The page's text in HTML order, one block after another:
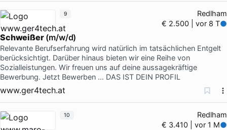
Redlham
€ 2.500 | vor 8 T
Schweißer(m/w/d)
Relevante Berufserfahrung wird natürlich im tatsächlichen Entgelt
berücksichtigt. Darüber hinaus bieten wir eine Reihe von
Sozialleistungen. Wir freuen uns auf deine aussagekräftige
Bewerbung. Jetzt Bewerben … DAS IST DEIN PROFIL
www.ger4tech.at
9
Redlham
€ 3.410 | vor 1 M
10